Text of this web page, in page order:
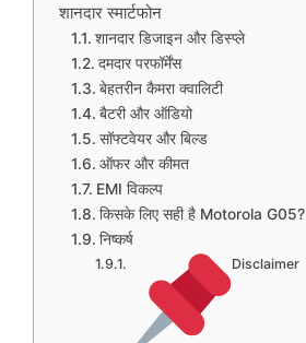
शानदार स्मार्टफोन
शानदार डिजाइन और डिस्प्ले
दमदार परफॉर्मेंस
बेहतरीन कैमरा क्वालिटी
बैटरी और ऑडियो
सॉफ्टवेयर और बिल्ड
ऑफर और कीमत
EMI विकल्प
किसके लिए सही है Motorola G05?
निष्कर्ष
Disclaimer